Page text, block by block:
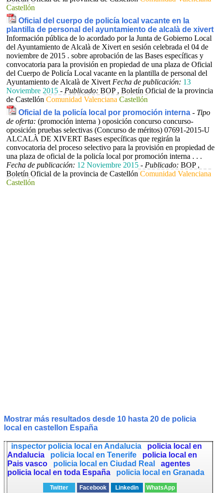
Castellón
Oficial del cuerpo de policía local vacante en la
plantilla de personal del ayuntamiento de alcalà de xivert
Información pública de lo acordado por la Junta de Gobierno Local
del Ayuntamiento de Alcalà de Xivert en sesión celebrada el 04 de
noviembre de 2015 . sobre aprobación de las Bases específicas y
convocatoria para la provisión en propiedad de una plaza de Oficial
del Cuerpo de Policía Local vacante en la plantilla de personal del
Ayuntamiento de Alcalà de Xivert Fecha de publicación: 13
Noviembre 2015 - Publicado: BOP , Boletín Oficial de la provincia
de Castellón Comunidad Valenciana Castellón
Oficial de la policía local por promoción interna - Tipo
de oferta: (promoción interna ) oposición concurso concurso-
oposición pruebas selectivas (Concurso de méritos) 07691-2015-U
ALCALÀ DE XIVERT Bases específicas que regirán la
convocatoria del proceso selectivo para la provisión en propiedad de
una plaza de oficial de la policía local por promoción interna . . .
Fecha de publicación: 12 Noviembre 2015 - Publicado: BOP ,
Boletín Oficial de la provincia de Castellón Comunidad Valenciana
Castellón
Mostrar más resultados desde 10 hasta 20 de policia
local en castellon España
inspector policia local en Andalucia
policia local en
Andalucia
policia local en Tenerife
policia local en
Pais vasco
policia local en Ciudad Real
agentes
policia local en toda España
policia local en Granada
Twitter Facebook Linkedin WhatsApp